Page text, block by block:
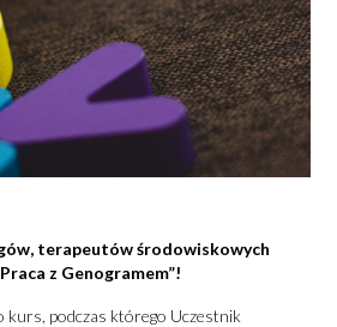
terapeutów środowiskowych
z Genogramem”!
kurs, podczas którego Uczestnik